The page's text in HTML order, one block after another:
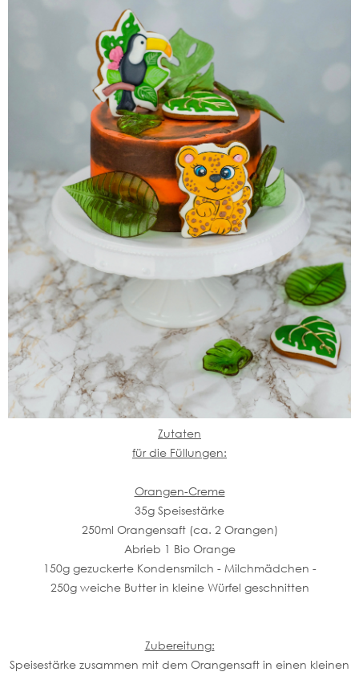
Zutaten
für die Füllungen:
Orangen-Creme
35g Speisestärke
250ml Orangensaft (ca. 2 Orangen)
Abrieb 1 Bio Orange
150g gezuckerte Kondensmilch - Milchmädchen -
250g weiche Butter in kleine Würfel geschnitten
Zubereitung:
Speisestärke zusammen mit dem Orangensaft in einen kleinen